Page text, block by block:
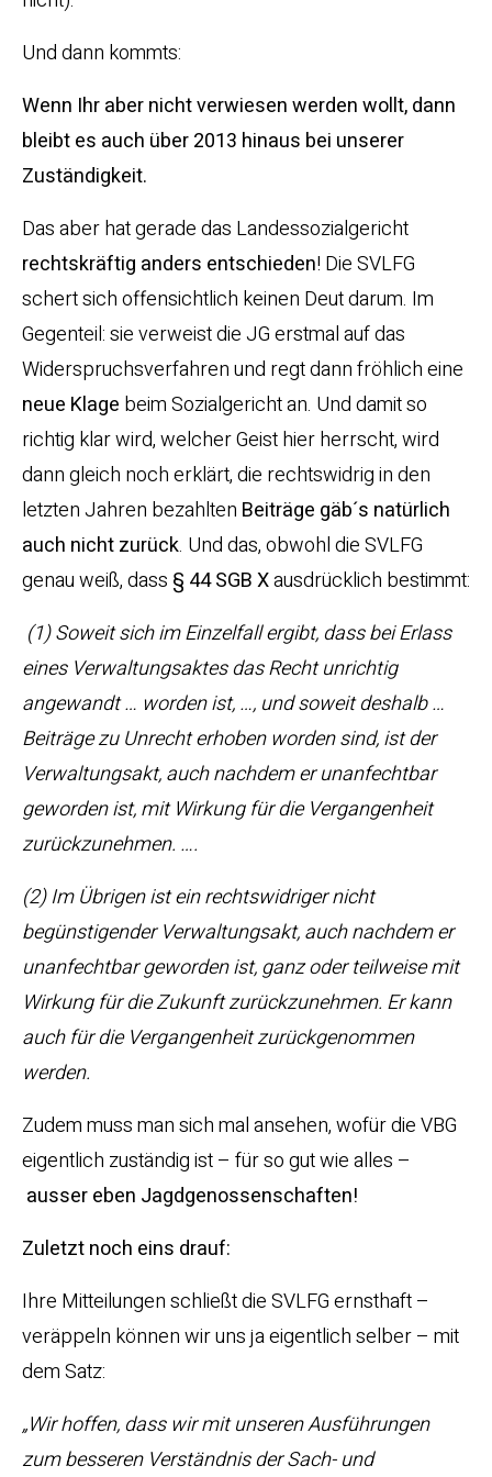
Und dann kommts:
Wenn Ihr aber nicht verwiesen werden wollt, dann
bleibt es auch über 2013 hinaus bei unserer
Zuständigkeit.
Das aber hat gerade das Landessozialgericht
rechtskräftig anders entschieden! Die SVLFG
schert sich offensichtlich keinen Deut darum. Im
Gegenteil: sie verweist die JG erstmal auf das
Widerspruchsverfahren und regt dann fröhlich eine
neue Klage beim Sozialgericht an. Und damit so
richtig klar wird, welcher Geist hier herrscht, wird
dann gleich noch erklärt, die rechtswidrig in den
letzten Jahren bezahlten Beiträge gäb´s natürlich
auch nicht zurück. Und das, obwohl die SVLFG
genau weiß, dass § 44 SGB Xausdrücklich bestimmt:
(1) Soweit sich im Einzelfall ergibt, dass bei Erlass
eines Verwaltungsaktes das Recht unrichtig
angewandt … worden ist, …, und soweit deshalb …
Beiträge zu Unrecht erhoben worden sind, ist der
Verwaltungsakt, auch nachdem er unanfechtbar
geworden ist, mit Wirkung für die Vergangenheit
zurückzunehmen. ….
(2) Im Übrigen ist ein rechtswidriger nicht
begünstigender Verwaltungsakt, auch nachdem er
unanfechtbar geworden ist, ganz oder teilweise mit
Wirkung für die Zukunft zurückzunehmen. Er kann
auch für die Vergangenheit zurückgenommen
werden.
Zudem muss man sich mal ansehen, wofür die VBG
eigentlich zuständig ist – für so gut wie alles –
ausser eben Jagdgenossenschaften!
Zuletzt noch eins drauf:
Ihre Mitteilungen schließt die SVLFG ernsthaft –
veräppeln können wir uns ja eigentlich selber – mit
dem Satz:
„Wir hoffen, dass wir mit unseren Ausführungen
zum besseren Verständnis der Sach- und